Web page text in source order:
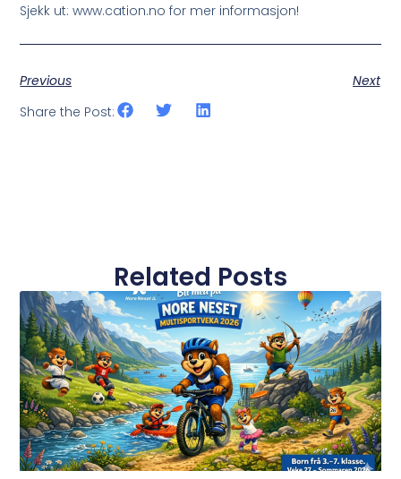
Sjekk ut: www.cation.no for mer informasjon!
Previous
Next
Share the Post:
Related Posts